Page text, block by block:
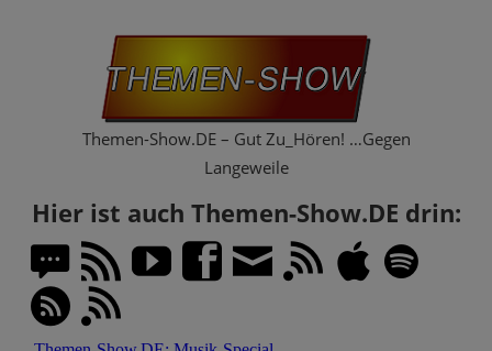
Themen-Show.DE – Gut Zu_Hören! …Gegen
Langeweile
Hier ist auch Themen-Show.DE drin: